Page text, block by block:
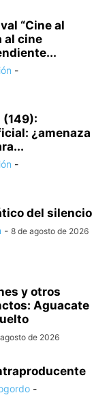
“Cine al
al cine
-
(149):
¿amenaza
-
del silencio
- 8 de agosto de 2026
y otros
Aguacate
de 2026
-